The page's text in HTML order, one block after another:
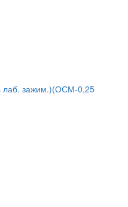
зажим.)(ОСМ-0,25